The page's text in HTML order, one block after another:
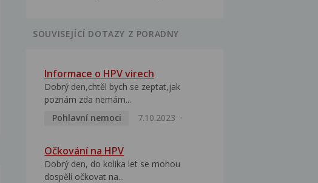
SOUVISEJÍCÍ DOTAZY Z PORADNY
Informace o HPV virech
Dobrý den,chtěl bych se zeptat,jak
poznám zda nemám...
Pohlavní nemoci
7.10.2023
Očkování na HPV
Dobrý den, do kolika let se mohou
dospělí očkovat na...